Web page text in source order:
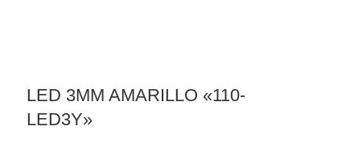
LED 3MM AMARILLO «110-
LED3Y»